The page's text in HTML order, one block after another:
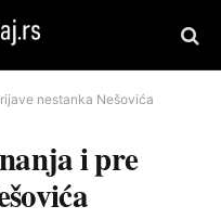
nestanka Nešovića
i pre